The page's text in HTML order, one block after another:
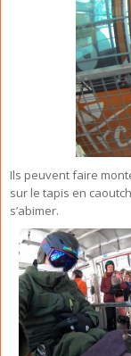
Ils peuvent faire
sur le tapis en
s’abimer.